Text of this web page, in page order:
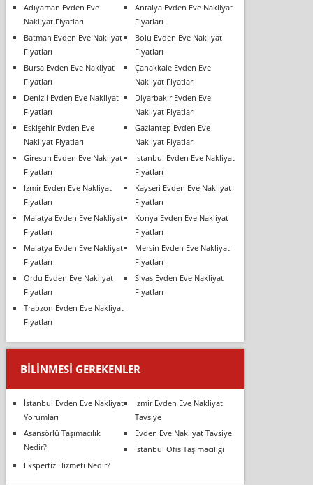
Adıyaman Evden Eve
Nakliyat Fiyatları
Antalya Evden Eve Nakliyat
Fiyatları
Batman Evden Eve Nakliyat
Fiyatları
Bolu Evden Eve Nakliyat
Fiyatları
Bursa Evden Eve Nakliyat
Fiyatları
Çanakkale Evden Eve
Nakliyat Fiyatları
Denizli Evden Eve Nakliyat
Fiyatları
Diyarbakır Evden Eve
Nakliyat Fiyatları
Eskişehir Evden Eve
Nakliyat Fiyatları
Gaziantep Evden Eve
Nakliyat Fiyatları
Giresun Evden Eve Nakliyat
Fiyatları
İstanbul Evden Eve Nakliyat
Fiyatları
İzmir Evden Eve Nakliyat
Fiyatları
Kayseri Evden Eve Nakliyat
Fiyatları
Malatya Evden Eve Nakliyat
Fiyatları
Konya Evden Eve Nakliyat
Fiyatları
Malatya Evden Eve Nakliyat
Fiyatları
Mersin Evden Eve Nakliyat
Fiyatları
Ordu Evden Eve Nakliyat
Fiyatları
Sivas Evden Eve Nakliyat
Fiyatları
Trabzon Evden Eve Nakliyat
Fiyatları
BILINMESI GEREKENLER
İstanbul Evden Eve Nakliyat
Yorumları
İzmir Evden Eve Nakliyat
Tavsiye
Asansörlü Taşımacılık
Nedir?
Evden Eve Nakliyat Tavsiye
İstanbul Ofis Taşımacılığı
Ekspertiz Hizmeti Nedir?